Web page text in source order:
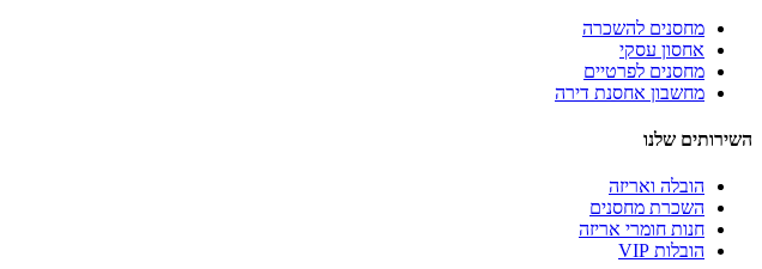
מחסנים להשכרה
אחסון עסקי
מחסנים לפרטיים
מחשבון אחסנת דירה
השירותים שלנו
הובלה ואריזה
השכרת מחסנים
חנות חומרי אריזה
הובלות VIP